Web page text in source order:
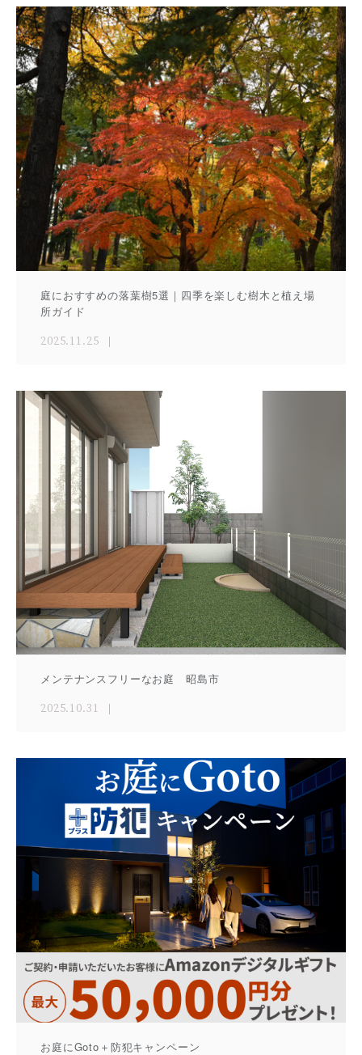
庭におすすめの落葉樹5選｜四季を楽しむ樹木と植え場
所ガイド
2025.11.25
メンテナンスフリーなお庭 昭島市
2025.10.31
お庭にGoto＋防犯キャンペーン